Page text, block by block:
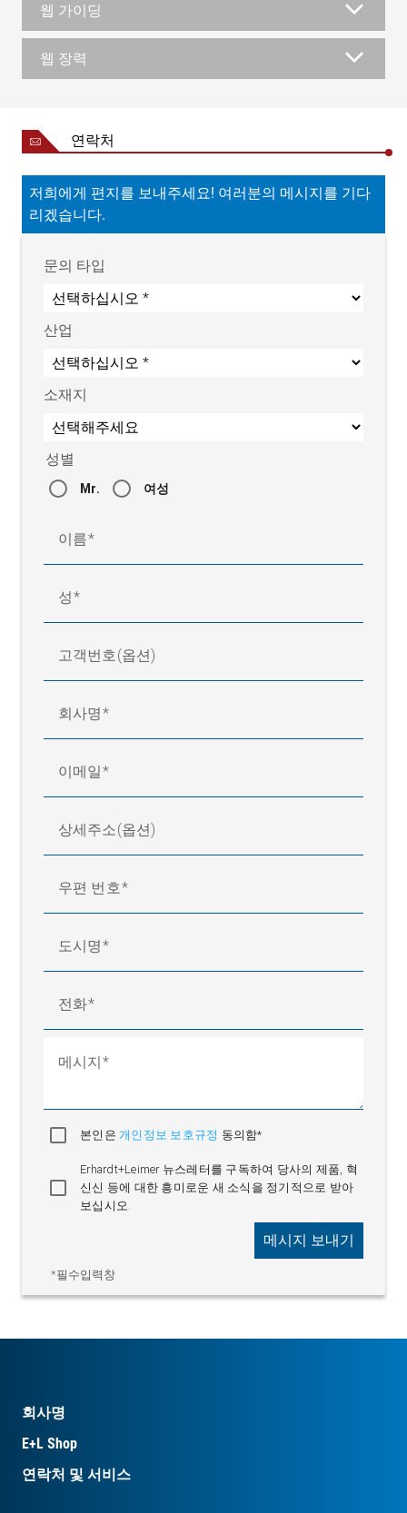
웹 가이딩
웹 장력
연락처
저희에게 편지를 보내주세요! 여러분의 메시지를 기다
리겠습니다.
문의 타입
산업
소재지
성별
Mr. 여성
이름
성
고객번호(옵션)
회사명
이메일
상세주소(옵션)
우편 번호
도시명
전화
메시지
본인은 개인정보 보호규정 동의함*
Erhardt+Leimer 뉴스레터를 구독하여 당사의 제품, 혁
신신 등에 대한 흥미로운 새 소식을 정기적으로 받아
보십시오.
*필수입력창
메시지 보내기
회사명
E+L Shop
연락처 및 서비스